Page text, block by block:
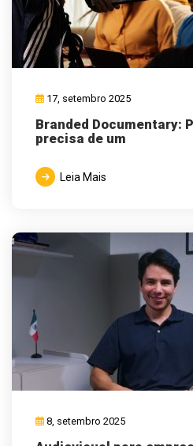
17, setembro 2025
Branded Documentary:
precisa de um
Leia Mais
8, setembro 2025